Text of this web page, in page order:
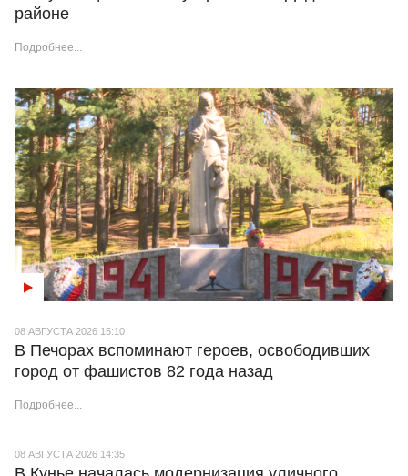
районе
Подробнее...
08 АВГУСТА 2026 15:10
В Печорах вспоминают героев, освободивших
город от фашистов 82 года назад
Подробнее...
08 АВГУСТА 2026 14:35